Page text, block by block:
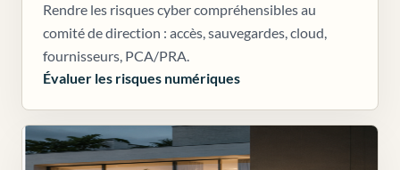
Rendre les risques cyber compréhensibles au
comité de direction : accès, sauvegardes, cloud,
fournisseurs, PCA/PRA.
Évaluer les risques numériques